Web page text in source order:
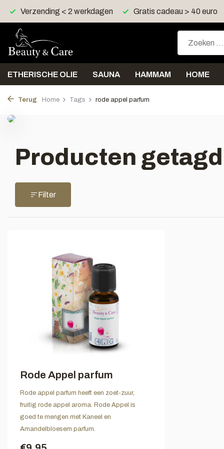
Verzending < 2 werkdagen Gratis cadeau > 40 euro
ETHERISCHE OLIE SAUNA HAMMAM HOME
Terug Home Tags rode appel parfum
Producten
Filter
Rode Appel parfum
Rode appel parfum heeft een zoet-zuur,
fruitig rode appel aroma. Rode Appel is
goed te mengen met Kaneel en
Amandelbloesem parfum.